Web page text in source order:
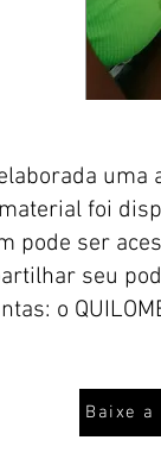
foi
pode ser
seu
o
Baixe